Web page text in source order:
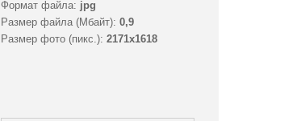
Формат файла: jpg
Размер файла (Мбайт): 0,9
Размер фото (пикс.): 2171x1618